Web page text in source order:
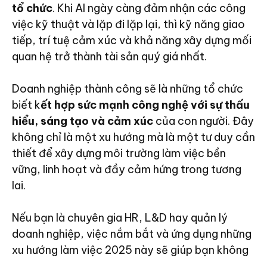
tổ chức. Khi AI ngày càng đảm nhận các công
việc kỹ thuật và lặp đi lặp lại, thì kỹ năng giao
tiếp, trí tuệ cảm xúc và khả năng xây dựng mối
quan hệ trở thành tài sản quý giá nhất.
Doanh nghiệp thành công sẽ là những tổ chức
biết kết hợp sức mạnh công nghệ với sự thấu
hiểu, sáng tạo và cảm xúc của con người. Đây
không chỉ là một xu hướng mà là một tư duy cần
thiết để xây dựng môi trường làm việc bền
vững, linh hoạt và đầy cảm hứng trong tương
lai.
Nếu bạn là chuyên gia HR, L&D hay quản lý
doanh nghiệp, việc nắm bắt và ứng dụng những
xu hướng làm việc 2025 này sẽ giúp bạn không